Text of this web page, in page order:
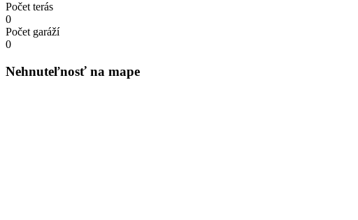
Počet terás
0
Počet garáží
0
Nehnuteľnosť na mape